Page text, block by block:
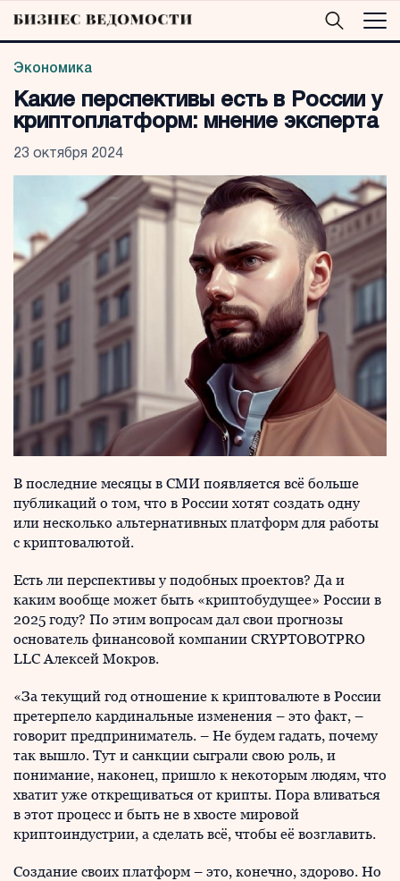
Экономика
Какие перспективы есть в России у
криптоплатформ: мнение эксперта
23 октября 2024
В последние месяцы в СМИ появляется всё больше
публикаций о том, что в России хотят создать одну
или несколько альтернативных платформ для работы
с криптовалютой.
Есть ли перспективы у подобных проектов? Да и
каким вообще может быть «криптобудущее» России в
2025 году? По этим вопросам дал свои прогнозы
основатель финансовой компании CRYPTOBOTPRO
LLC Алексей Мокров.
«За текущий год отношение к криптовалюте в России
претерпело кардинальные изменения – это факт, –
говорит предприниматель. – Не будем гадать, почему
так вышло. Тут и санкции сыграли свою роль, и
понимание, наконец, пришло к некоторым людям, что
хватит уже открещиваться от крипты. Пора вливаться
в этот процесс и быть не в хвосте мировой
криптоиндустрии, а сделать всё, чтобы её возглавить.
Создание своих платформ – это, конечно, здорово. Но